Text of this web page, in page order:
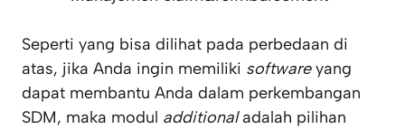
Seperti yang bisa dilihat pada perbedaan di
atas, jika Anda ingin memiliki softwareyang
dapat membantu Anda dalam perkembangan
SDM, maka modul additionaladalah pilihan